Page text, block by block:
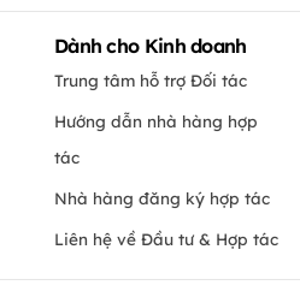
Dành cho Kinh doanh
Trung tâm hỗ trợ Đối tác
Hướng dẫn nhà hàng hợp
tác
Nhà hàng đăng ký hợp tác
Liên hệ về Đầu tư & Hợp tác